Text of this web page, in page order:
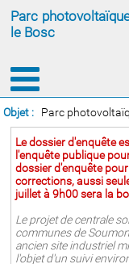
Parc
le Bosc
Objet : Parc
Le dossier d'enquête
l'enquête publique
dossier d'enquête
corrections, aussi
juillet à 9h00 sera la
Le projet de centrale
communes de
ancien site industriel
l'objet d'un suivi